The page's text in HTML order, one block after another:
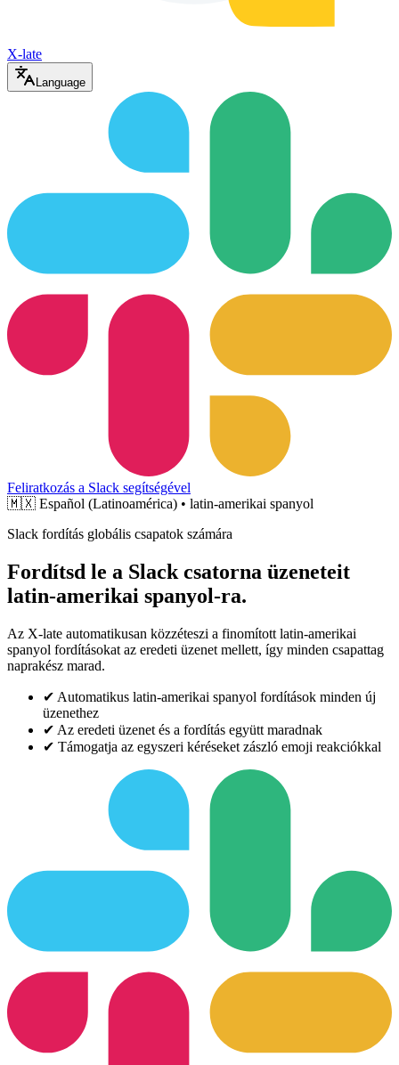
X-late
Language
Feliratkozás a Slack segítségével
🇲🇽 Español (Latinoamérica) • latin-amerikai spanyol
Slack fordítás globális csapatok számára
Fordítsd le a Slack csatorna üzeneteit
latin-amerikai spanyol-ra.
Az X-late automatikusan közzéteszi a finomított latin-amerikai
spanyol fordításokat az eredeti üzenet mellett, így minden csapattag
naprakész marad.
✔ Automatikus latin-amerikai spanyol fordítások minden új
üzenethez
✔ Az eredeti üzenet és a fordítás együtt maradnak
✔ Támogatja az egyszeri kéréseket zászló emoji reakciókkal